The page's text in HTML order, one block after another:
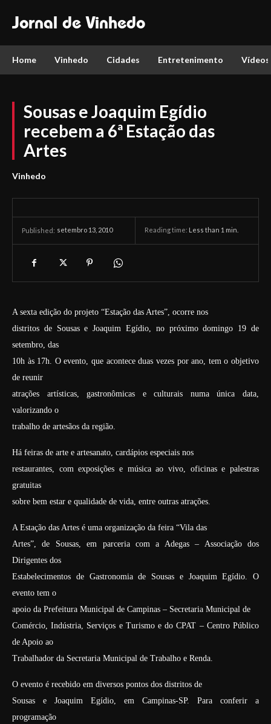
Jornal de Vinhedo
Home Vinhedo Cidades Entretenimento Vídeos
Sousas e Joaquim Egídio
recebem a 6ª Estação das
Artes
Vinhedo
Published: setembro 13, 2010 Reading time: Less than 1 min.
A sexta edição do projeto “Estação das Artes”, ocorre nos
distritos de Sousas e Joaquim Egídio, no próximo domingo 19 de
setembro, das
10h às 17h. O evento, que acontece duas vezes por ano, tem o objetivo
de reunir
atrações artísticas, gastronômicas e culturais numa única data,
valorizando o
trabalho de artesãos da região.
Há feiras de arte e artesanato, cardápios especiais nos
restaurantes, com exposições e música ao vivo, oficinas e palestras
gratuitas
sobre bem estar e qualidade de vida, entre outras atrações.
A Estação das Artes é uma organização da feira “Vila das
Artes”, de Sousas, em parceria com a Adegas – Associação dos
Dirigentes dos
Estabelecimentos de Gastronomia de Sousas e Joaquim Egídio. O
evento tem o
apoio da Prefeitura Municipal de Campinas – Secretaria Municipal de
Comércio, Indústria, Serviços e Turismo e do CPAT – Centro Público
de Apoio ao
Trabalhador da Secretaria Municipal de Trabalho e Renda.
O evento é recebido em diversos pontos dos distritos de
Sousas e Joaquim Egídio, em Campinas-SP. Para conferir a
programação